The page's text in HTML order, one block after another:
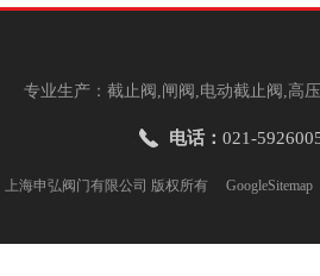
专业生产：截止阀,闸阀,电动截止阀,高
电话： 021-
上海申弘阀门有限公司 版权所有 GoogleSitemap